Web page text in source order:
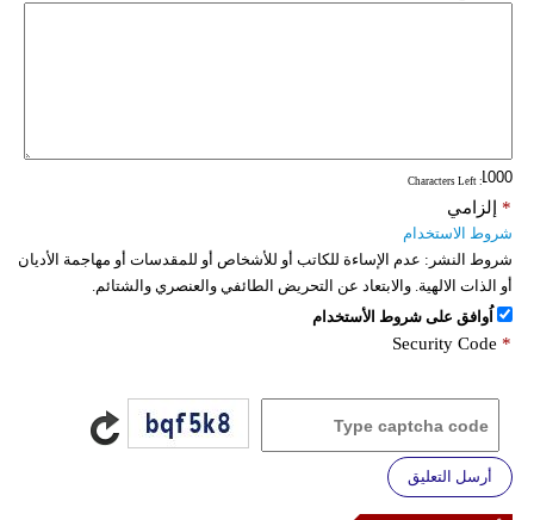
: Characters Left
إلزامي *
شروط الاستخدام
شروط النشر: عدم الإساءة للكاتب أو للأشخاص أو للمقدسات أو مهاجمة الأديان
أو الذات الالهية. والابتعاد عن التحريض الطائفي والعنصري والشتائم.
اُوافق على شروط الأستخدام
Security Code *
أرسل التعليق